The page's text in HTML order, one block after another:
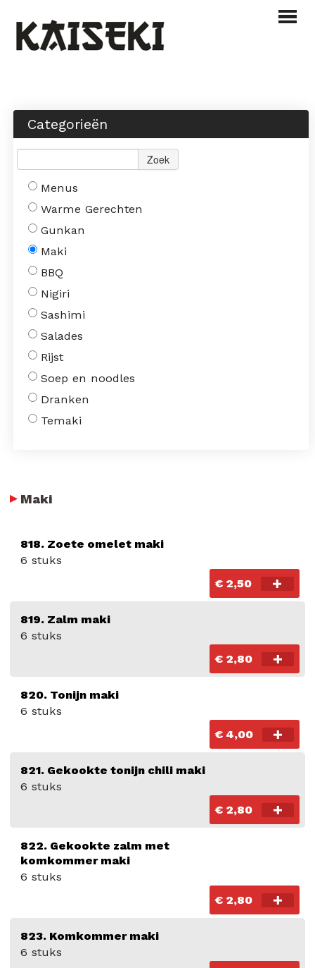
Menu
Over ons
INLOGGEN
Categorieën
Zoek
Menus
Warme Gerechten
Gunkan
Maki
BBQ
Nigiri
Sashimi
Salades
Rijst
Soep en noodles
Dranken
Temaki
Maki
818. Zoete omelet maki
6 stuks
€ 2,50
819. Zalm maki
6 stuks
€ 2,80
820. Tonijn maki
6 stuks
€ 4,00
821. Gekookte tonijn chili maki
6 stuks
€ 2,80
822. Gekookte zalm met
komkommer maki
6 stuks
€ 2,80
823. Komkommer maki
6 stuks